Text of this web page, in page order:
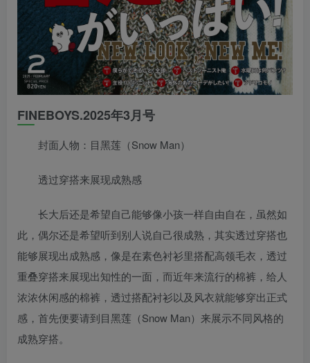
FINEBOYS.2025年3月号
封面人物：目黑莲（Snow Man）
透过穿搭来展现成熟感
长大后还是希望自己能够像小孩一样自由自在，虽然如
此，偶尔还是希望听到别人说自己很成熟，其实透过穿搭也
能够展现出成熟感，像是在素色衬衫里搭配高领毛衣，透过
重叠穿搭来展现出知性的一面，而近年来流行的棉裤，给人
浓浓休闲感的棉裤，透过搭配衬衫以及风衣就能够穿出正式
感，首先便要请到目黑莲（Snow Man）来展示不同风格的
成熟穿搭。